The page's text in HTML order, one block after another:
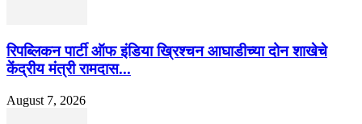
रिपब्लिकन पार्टी ऑफ इंडिया ख्रिश्चन आघाडीच्या दोन शाखेचे
केंद्रीय मंत्री रामदास...
August 7, 2026